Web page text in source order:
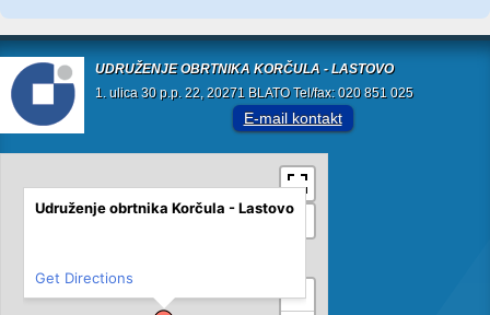
UDRUŽENJE OBRTNIKA KORČULA - LASTOVO
1. ulica 30 p.p. 22, 20271 BLATO Tel/fax: 020 851 025
E-mail kontakt
+
Udruženje obrtnika Korčula - Lastovo
Get Directions